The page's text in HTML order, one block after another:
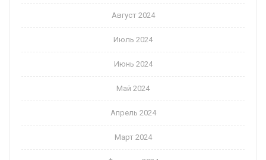
Август 2024
Июль 2024
Июнь 2024
Май 2024
Апрель 2024
Март 2024